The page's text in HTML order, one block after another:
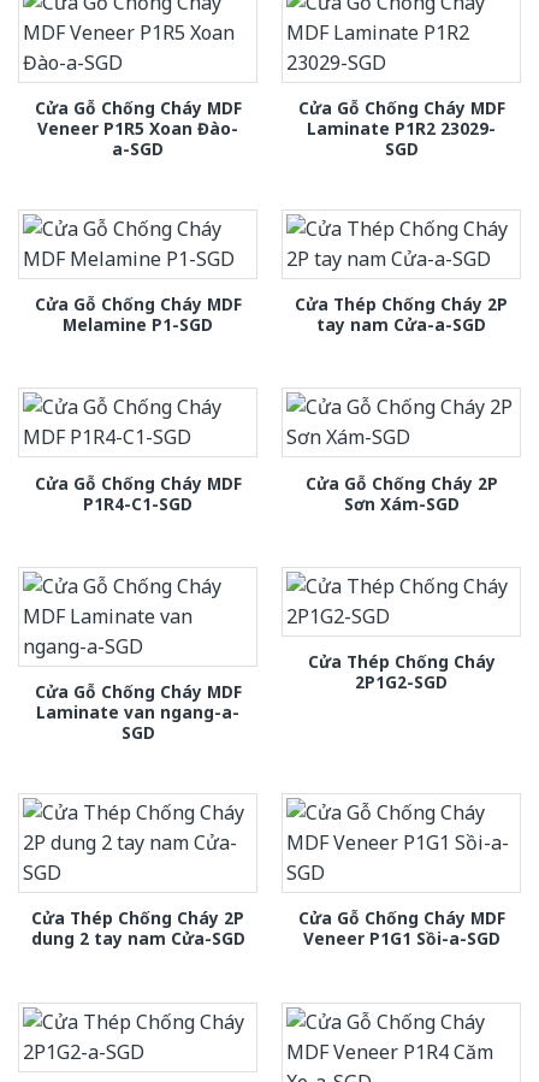
Cửa Gỗ Chống Cháy MDF
Veneer P1R5 Xoan Đào-
a-SGD
Cửa Gỗ Chống Cháy MDF
Laminate P1R2 23029-
SGD
Cửa Gỗ Chống Cháy MDF
Melamine P1-SGD
Cửa Thép Chống Cháy 2P
tay nam Cửa-a-SGD
Cửa Gỗ Chống Cháy MDF
P1R4-C1-SGD
Cửa Gỗ Chống Cháy 2P
Sơn Xám-SGD
Cửa Gỗ Chống Cháy MDF
Laminate van ngang-a-
SGD
Cửa Thép Chống Cháy
2P1G2-SGD
Cửa Thép Chống Cháy 2P
dung 2 tay nam Cửa-SGD
Cửa Gỗ Chống Cháy MDF
Veneer P1G1 Sồi-a-SGD